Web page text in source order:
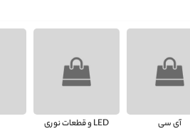
آی سی LED و قطعات نوری